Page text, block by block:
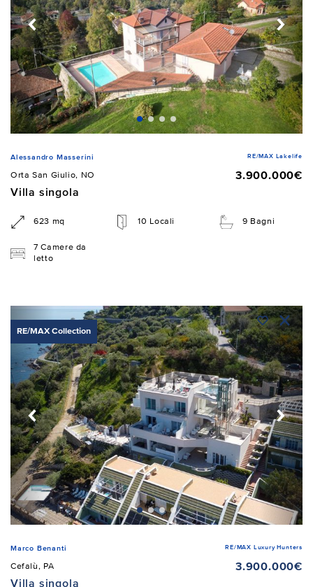
Alessandro Masserini RE/MAX Lakelife
Orta San Giulio, NO
3.900.000€
Villa singola
623 mq 10 Locali 9 Bagni
7 Camere da
letto
RE/MAX Collection
Marco Benanti RE/MAX Luxury Hunters
Cefalù, PA
3.900.000€
Villa singola